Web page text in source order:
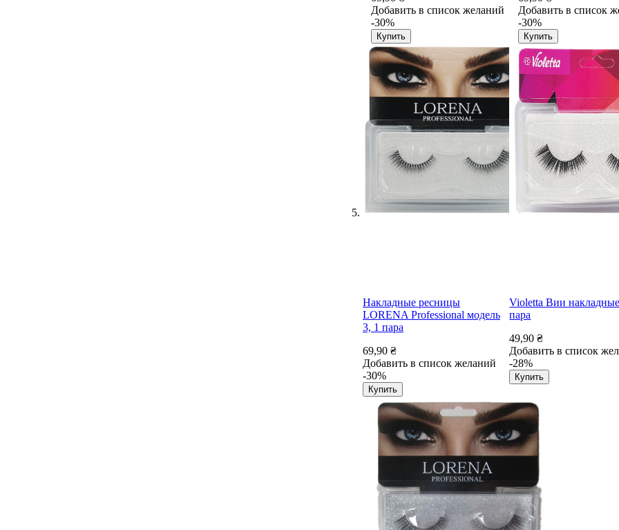
Добавить в список желаний
-30%
Купить
Добавить в список
-30%
Купить
Накладные ресницы
LORENA Professional модель
3, 1 пара
69,90 ₴
Добавить в список желаний
-30%
Купить
Violetta Вии
пара
49,90 ₴
Добавить в список
-28%
Купить